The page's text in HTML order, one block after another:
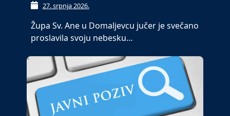
27. srpnja 2026.
Župa Sv. Ane u Domaljevcu jučer je svečano
proslavila svoju nebesku…